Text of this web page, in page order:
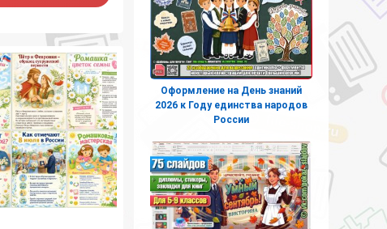
Оформление на День знаний
2026 к Году единства народов
России